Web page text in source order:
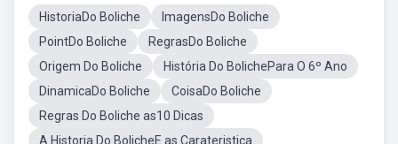
HistoriaDo Boliche
ImagensDo Boliche
PointDo Boliche
RegrasDo Boliche
Origem Do Boliche
História Do BolichePara O 6º Ano
DinamicaDo Boliche
CoisaDo Boliche
Regras Do Boliche as10 Dicas
A Historia Do BolicheE as Carateristica